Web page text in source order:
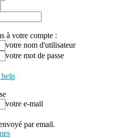
à votre compte :
votre nom d'utilisateur
votre mot de passe
votre e-mail
par email.